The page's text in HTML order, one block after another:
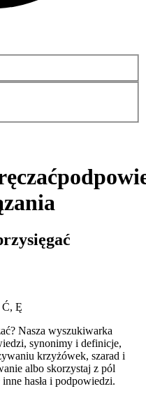
Ę
Nasza wyszukiwarka
synonimy i definicje,
krzyżówek, szarad i
albo skorzystaj z pól
hasła i podpowiedzi.